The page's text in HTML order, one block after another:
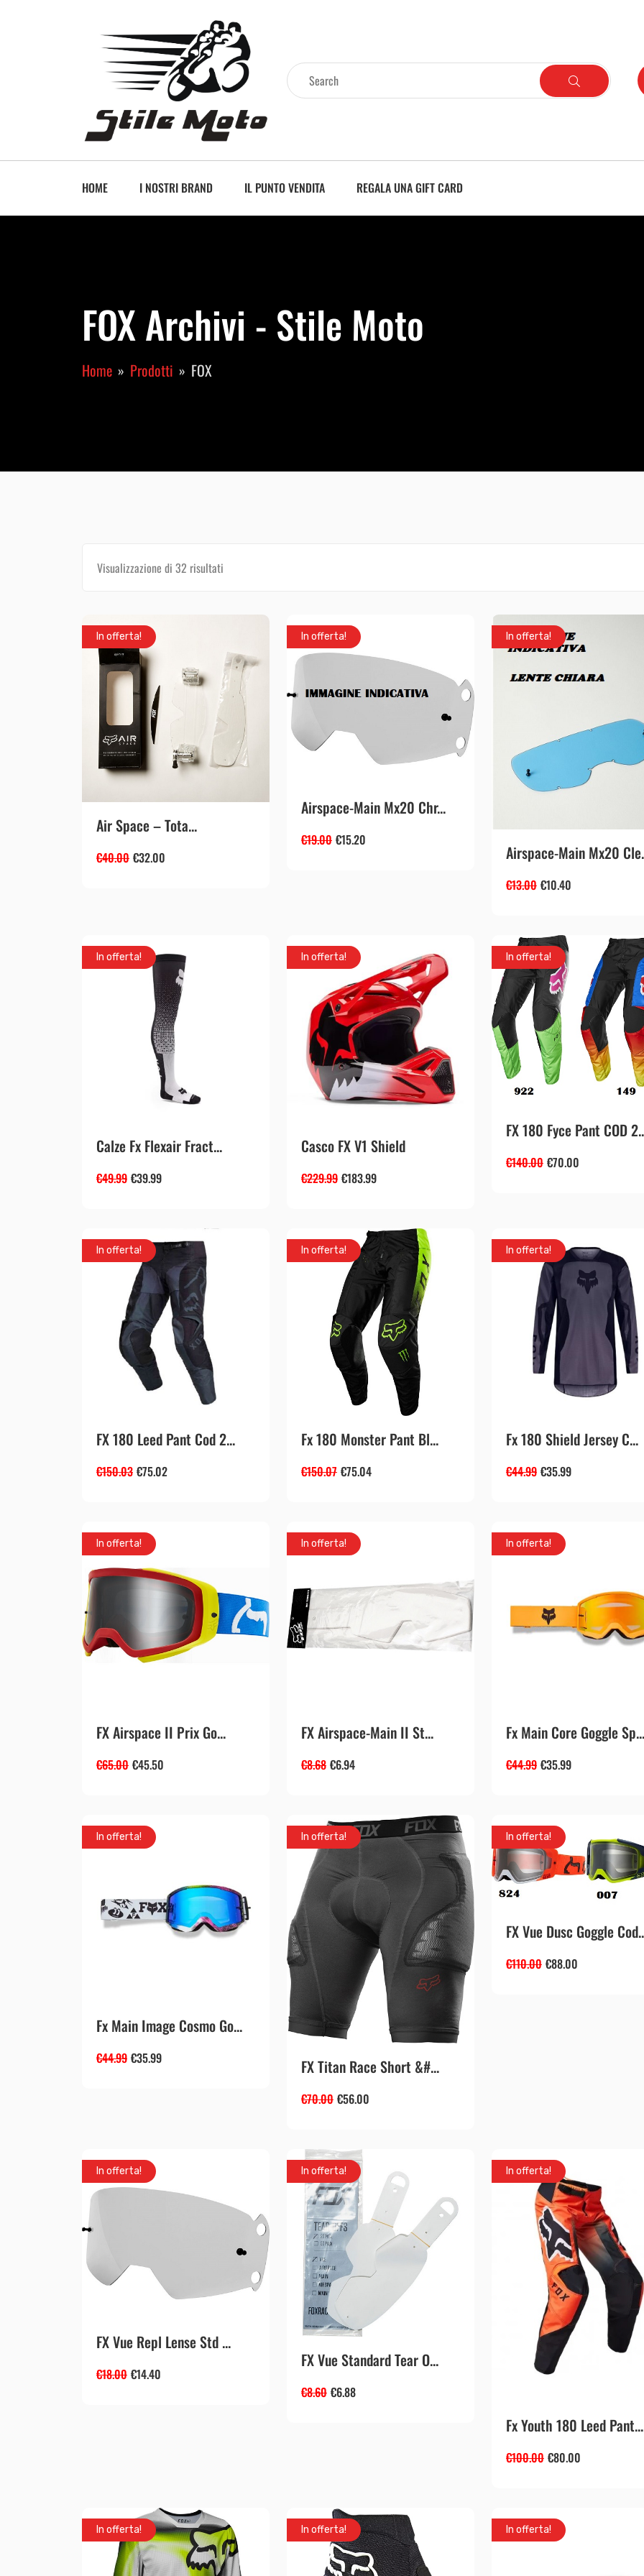
HOME I NOSTRI BRAND IL PUNTO VENDITA REGALA UNA GIFT CARD
FOX Archivi - Stile Moto
Home Prodotti FOX
Visualizzazione di 32 risultati
In offerta!
Air Space – Tota...
€40.00 €32.00
In offerta!
Airspace-Main Mx20 Chr...
€19.00 €15.20
In offerta!
Airspace-Main Mx20
€13.00 €10.40
In offerta!
Calze Fx Flexair Fract...
€49.99 €39.99
In offerta!
Casco FX V1 Shield
€229.99 €183.99
In offerta!
FX 180 Fyce Pant COD
€140.00 €70.00
In offerta!
FX 180 Leed Pant Cod 2...
€150.03 €75.02
In offerta!
Fx 180 Monster Pant Bl...
€150.07 €75.04
In offerta!
Fx 180 Shield Jersey C...
€44.99 €35.99
In offerta!
FX Airspace II Prix Go...
€65.00 €45.50
In offerta!
FX Airspace-Main II St...
€8.68 €6.94
In offerta!
Fx Main Core Goggle Sp...
€44.99 €35.99
In offerta!
Fx Main Image Cosmo Go...
€44.99 €35.99
In offerta!
FX Titan Race Short &#...
€70.00 €56.00
In offerta!
FX Vue Dusc Goggle
€110.00 €88.00
In offerta!
FX Vue Repl Lense Std ...
€18.00 €14.40
In offerta!
FX Vue Standard Tear O...
€8.60 €6.88
In offerta!
Fx Youth 180 Leed Pant...
€100.00 €80.00
In offerta! In offerta! In offerta!